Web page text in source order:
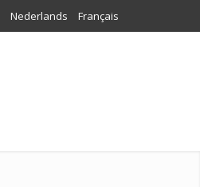
Nederlands Français